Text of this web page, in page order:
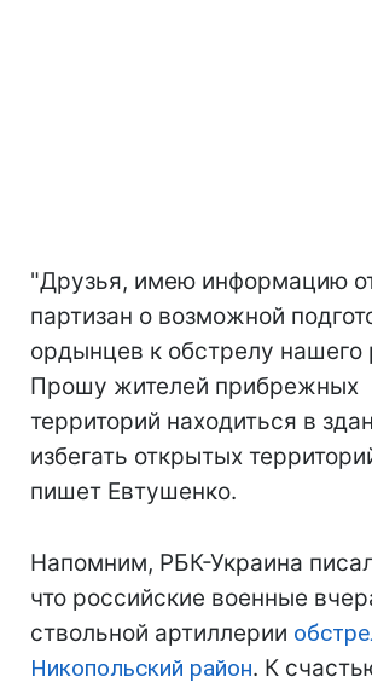
"Друзья, имею информацию
партизан о возможной
ордынцев к обстрелу нашего
Прошу жителей прибрежных
территорий находиться в
избегать открытых
пишет Евтушенко.
Напомним, РБК-Украина
что российские военные
ствольной артиллерии
Никопольский район. К